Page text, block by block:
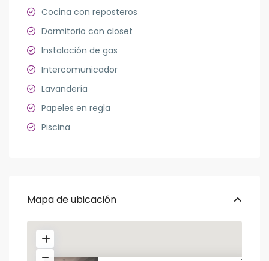
Cocina con reposteros
Dormitorio con closet
Instalación de gas
Intercomunicador
Lavandería
Papeles en regla
Piscina
Mapa de ubicación